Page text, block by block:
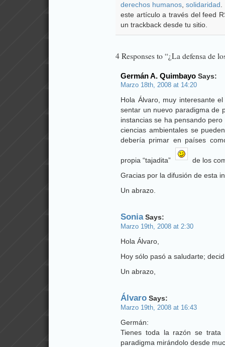
derechos humanos ,solidaridad
este artículo a través del feed
un trackback desde tu sitio.
4 Responses to “¿La defensa de
Germán A. Quimbayo Says:
Marzo 18th, 2008 at 14:20
Hola Álvaro, muy interesante
sentar un nuevo paradigma de
instancias se ha pensando
ciencias ambientales se
debería primar en países
propia “tajadita”
de los
Gracias por la difusión de esta
Un abrazo.
SoniaSays:
Marzo 19th, 2008 at 2:30
Hola Álvaro,
Hoy sólo pasó a saludarte;
Un abrazo,
Álvaro Says:
Marzo 19th, 2008 at 16:43
Germán:
Tienes toda la razón se trata
paradigma mirándolo desde